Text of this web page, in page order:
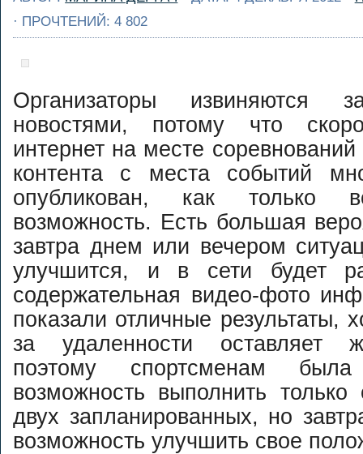
несколько лет
или теряет
Предположим,
сейчас это
тобой. "Ничего, у
есть запаска" -
ты, ...Далее...
· ПРОЧТЕНИЙ: 4 802
Организаторы извиняются
новостями, потому что
интернет на месте
контента с места событий
опубликован, как только
возможность. Есть большая
завтра днем или вечером
улучшится, и в сети будет
содержательная видео-фото
показали отличные результаты,
за удаленности оставляет
поэтому спортсменам была
возможность выполнить
двух запланированных, но
возможность улучшить свое